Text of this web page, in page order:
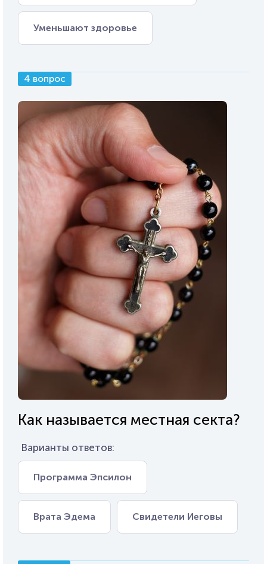
Уменьшают здоровье
4 вопрос
Как называется местная секта?
Варианты ответов:
Программа Эпсилон
Врата Эдема Свидетели Иеговы